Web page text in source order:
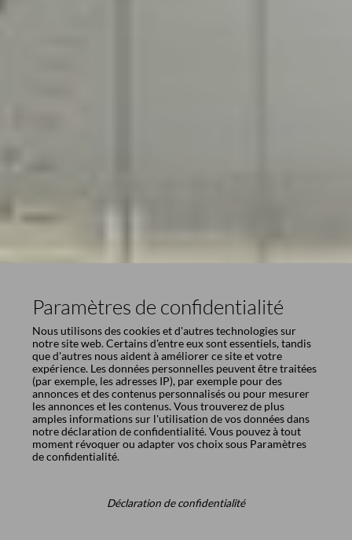
Paramètres de confidentialité
Nous utilisons des cookies et d'autres technologies sur
notre site web. Certains d'entre eux sont essentiels, tandis
que d'autres nous aident à améliorer ce site et votre
expérience. Les données personnelles peuvent être traitées
(par exemple, les adresses IP), par exemple pour des
annonces et des contenus personnalisés ou pour mesurer
les annonces et les contenus. Vous trouverez de plus
amples informations sur l'utilisation de vos données dans
notredéclaration de confidentialité. Vous pouvez à tout
moment révoquer ou adapter vos choix sous Paramètres
de confidentialité.
Déclaration de confidentialité